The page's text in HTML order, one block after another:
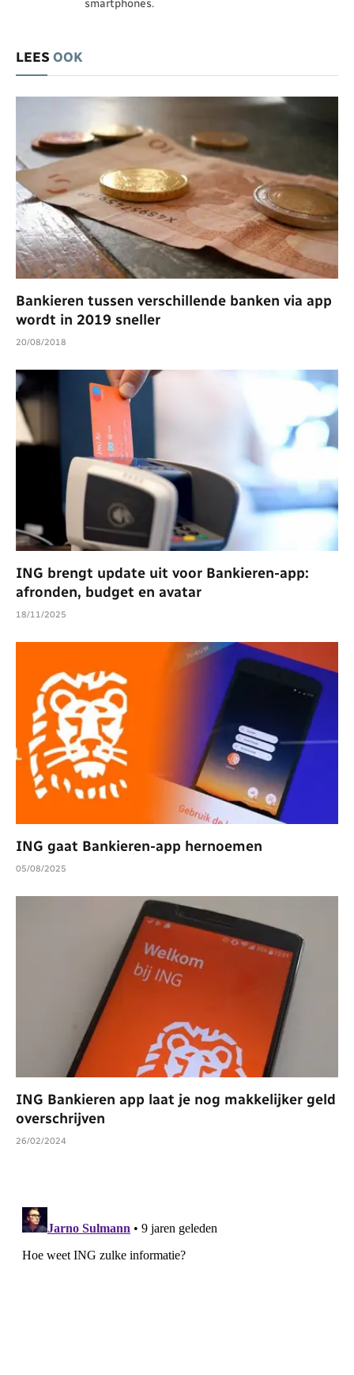
smartphones.
LEES OOK
Bankieren tussen verschillende banken via app
wordt in 2019 sneller
20/08/2018
ING brengt update uit voor Bankieren-app:
afronden, budget en avatar
18/11/2025
ING gaat Bankieren-app hernoemen
05/08/2025
ING Bankieren app laat je nog makkelijker geld
overschrijven
26/02/2024